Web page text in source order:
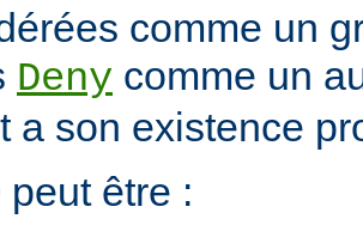
comme un
Deny comme un
a son existence
peut être :